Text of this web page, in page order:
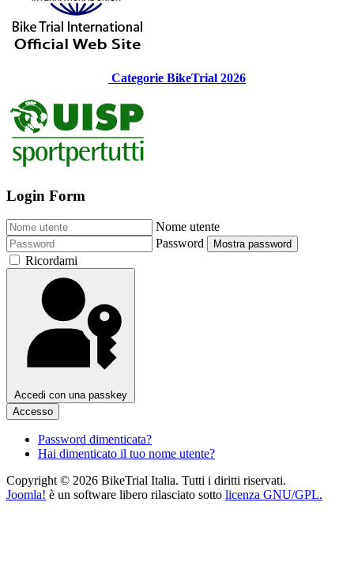
Categorie BikeTrial 2026
Login Form
Nome utente
Password
Mostra password
Ricordami
Accedi con una passkey
Accesso
Password dimenticata?
Hai dimenticato il tuo nome utente?
Copyright © 2026 BikeTrial Italia. Tutti i diritti riservati.
Joomla! è un software libero rilasciato sotto licenza GNU/GPL.